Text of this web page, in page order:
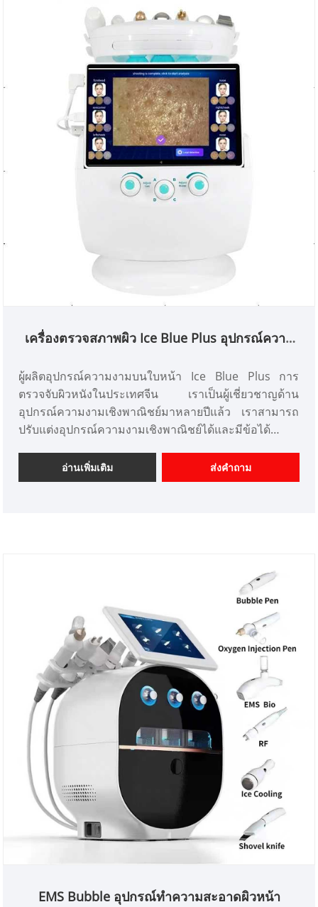
เครื่องตรวจสภาพผิว Ice Blue Plus อุปกรณ์ความ
ผู้ผลิตอุปกรณ์ความงามบนใบหน้า Ice Blue Plus การ
ตรวจจับผิวหนังในประเทศจีน เราเป็นผู้เชี่ยวชาญด้าน
อุปกรณ์ความงามเชิงพาณิชย์มาหลายปีแล้ว เราสามารถ
ปรับแต่งอุปกรณ์ความงามเชิงพาณิชย์ได้และมีข้อได้
และเกาหลี เราคือผู้จำหน่ายอุปกรณ์เสริมความงามระดับ
มืออาชีพในประเทศจีน
อ่านเพิ่มเติม ส่งคำถาม
EMS Bubble อุปกรณ์ทำความสะอาดผิวหน้า